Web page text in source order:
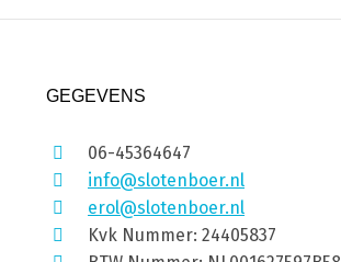
GEGEVENS
06-45364647
info@slotenboer.nl
erol@slotenboer.nl
Kvk Nummer: 24405837